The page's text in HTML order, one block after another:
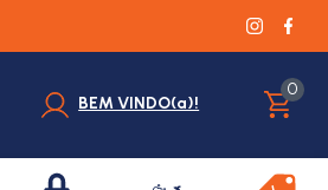
BEM VINDO(a)!
0